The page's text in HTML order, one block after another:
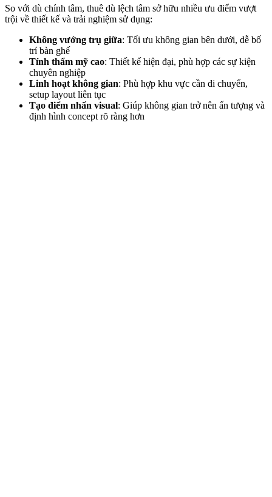
So với dù chính tâm, thuê dù lệch tâm sở hữu nhiều ưu điểm vượt
trội về thiết kế và trải nghiệm sử dụng:
Không vướng trụ giữa: Tối ưu không gian bên dưới, dễ bố
trí bàn ghế
Tính thẩm mỹ cao: Thiết kế hiện đại, phù hợp các sự kiện
chuyên nghiệp
Linh hoạt không gian: Phù hợp khu vực cần di chuyển,
setup layout liên tục
Tạo điểm nhấn visual: Giúp không gian trở nên ấn tượng và
định hình concept rõ ràng hơn